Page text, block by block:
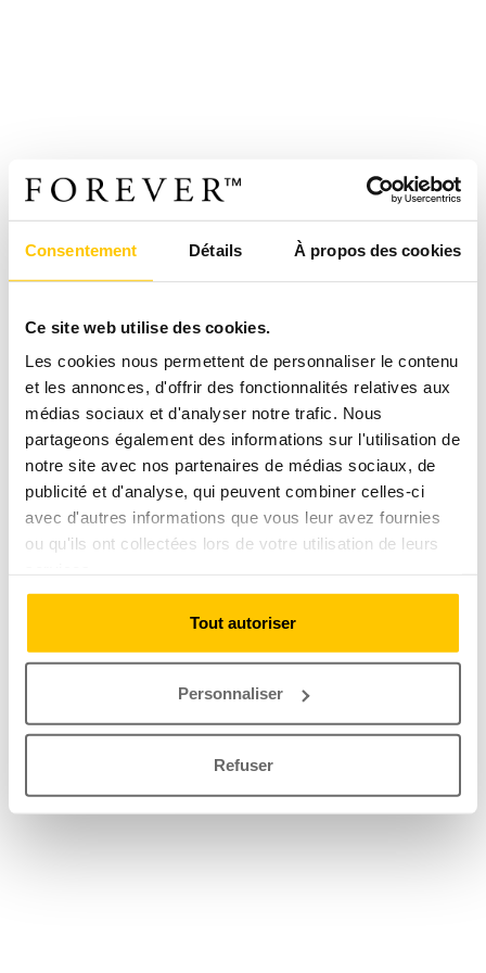
Consentement Détails À propos des cookies
Ce site web utilise des cookies.
Les cookies nous permettent de personnaliser le contenu
et les annonces, d'offrir des fonctionnalités relatives aux
médias sociaux et d'analyser notre trafic. Nous
partageons également des informations sur l'utilisation de
notre site avec nos partenaires de médias sociaux, de
publicité et d'analyse, qui peuvent combiner celles-ci
avec d'autres informations que vous leur avez fournies
ou qu'ils ont collectées lors de votre utilisation de leurs
Tout autoriser
Personnaliser
Refuser